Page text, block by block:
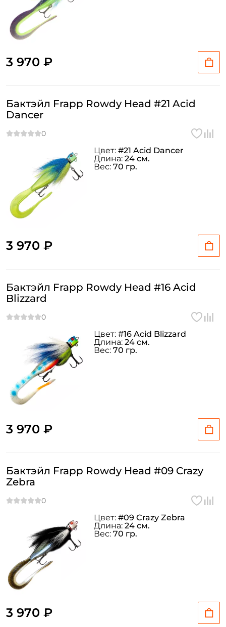
3 970 ₽
Бактэйл Frapp Rowdy Head #21 Acid
Dancer
3 970 ₽
Цвет: #21 Acid Dancer
Длина: 24 см.
Вес: 70 гр.
Бактэйл Frapp Rowdy Head #16 Acid
Blizzard
3 970 ₽
Цвет: #16 Acid Blizzard
Длина: 24 см.
Вес: 70 гр.
Бактэйл Frapp Rowdy Head #09 Crazy
Zebra
3 970 ₽
Цвет: #09 Crazy Zebra
Длина: 24 см.
Вес: 70 гр.